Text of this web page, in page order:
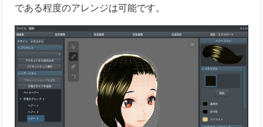
である程度のアレンジは可能です。